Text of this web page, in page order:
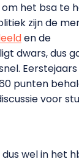
het bsa te
zijn de
en de
dwars, dus
punten
voor
wel in het